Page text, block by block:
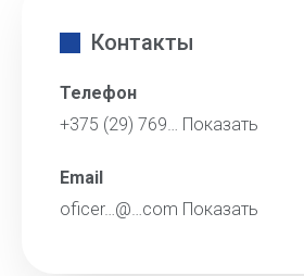
Контакты
Телефон
+375 (29) 769… Показать
Email
oficer…@…com Показать